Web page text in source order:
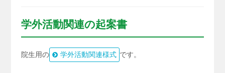
学外活動関連の起案書
院生用の 学外活動関連様式 です。